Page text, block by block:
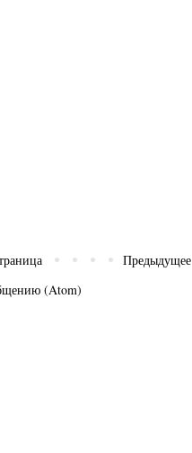
Предыдущее
(Atom)